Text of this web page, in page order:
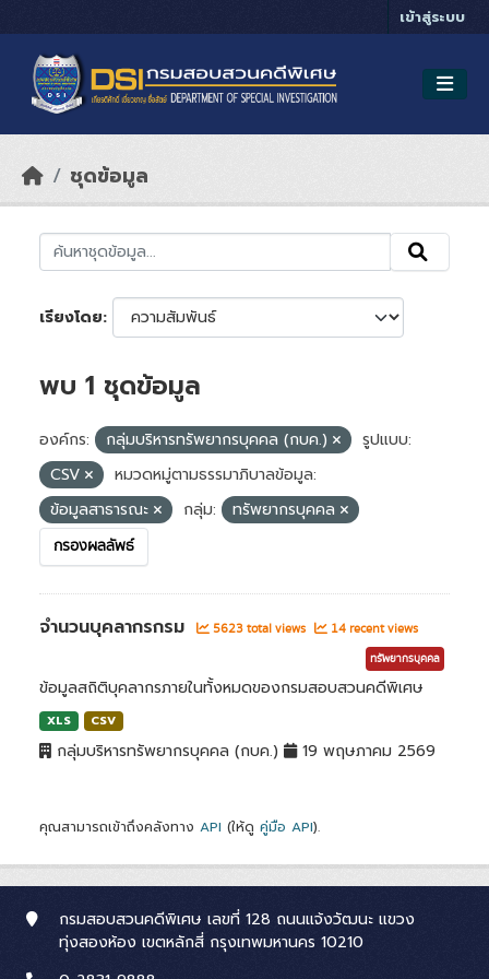
เข้าสู่ระบบ
ชุดข้อมูล
เรียงโดย
พบ 1 ชุดข้อมูล
องค์กร: กลุ่มบริหารทรัพยากรบุคคล (กบค.)
รูปแบบ:
CSV
หมวดหมู่ตามธรรมาภิบาลข้อมูล:
ข้อมูลสาธารณะ
กลุ่ม: ทรัพยากรบุคคล
กรองผลลัพธ์
จำนวนบุคลากรกรม 5623 total views 14 recent views
ทรัพยากรบุคคล
ข้อมูลสถิติบุคลากรภายในทั้งหมดของกรมสอบสวนคดีพิเศษ
XLS CSV
กลุ่มบริหารทรัพยากรบุคคล (กบค.) 19 พฤษภาคม 2569
คุณสามารถเข้าถึงคลังทาง API (ให้ดู คู่มือ API).
กรมสอบสวนคดีพิเศษ เลขที่ 128 ถนนแจ้งวัฒนะ แขวง
ทุ่งสองห้อง เขตหลักสี่ กรุงเทพมหานคร 10210